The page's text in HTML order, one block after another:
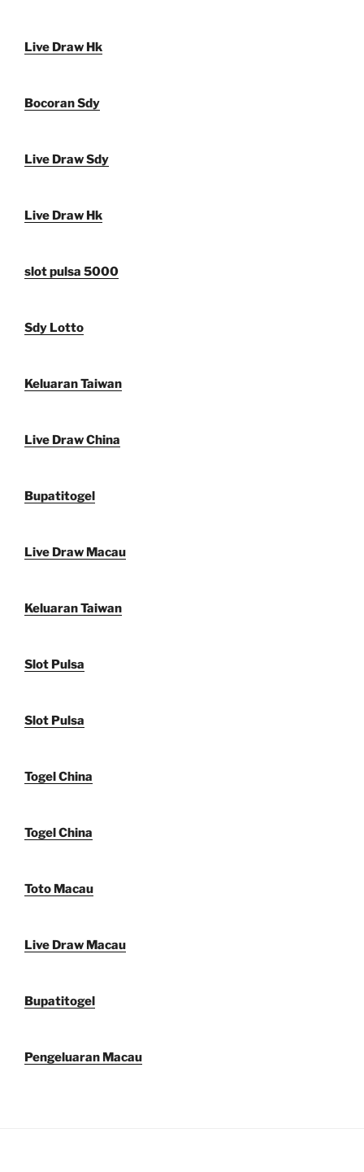
Live Draw Hk
Bocoran Sdy
Live Draw Sdy
Live Draw Hk
slot pulsa 5000
Sdy Lotto
Keluaran Taiwan
Live Draw China
Bupatitogel
Live Draw Macau
Keluaran Taiwan
Slot Pulsa
Slot Pulsa
Togel China
Togel China
Toto Macau
Live Draw Macau
Bupatitogel
Pengeluaran Macau